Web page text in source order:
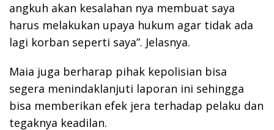
angkuh akan kesalahan nya membuat saya
harus melakukan upaya hukum agar tidak ada
lagi korban seperti saya”. Jelasnya.
Maia juga berharap pihak kepolisian bisa
segera menindaklanjuti laporan ini sehingga
bisa memberikan efek jera terhadap pelaku dan
tegaknya keadilan.